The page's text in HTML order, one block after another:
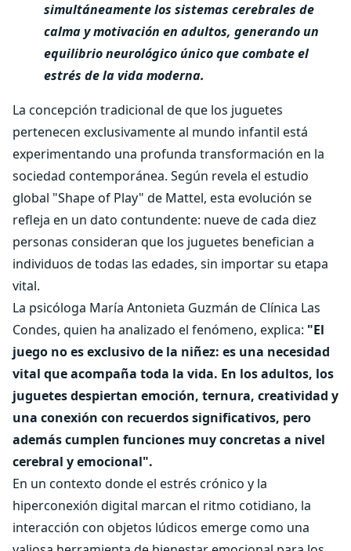
simultáneamente los sistemas cerebrales de
calma y motivación en adultos, generando un
equilibrio neurológico único que combate el
estrés de la vida moderna.
La concepción tradicional de que los juguetes
pertenecen exclusivamente al mundo infantil está
experimentando una profunda transformación en la
sociedad contemporánea. Según revela el estudio
global "Shape of Play" de Mattel, esta evolución se
refleja en un dato contundente: nueve de cada diez
personas consideran que los juguetes benefician a
individuos de todas las edades, sin importar su etapa
vital.
La psicóloga María Antonieta Guzmán de Clínica Las
Condes, quien ha analizado el fenómeno, explica: "El
juego no es exclusivo de la niñez: es una necesidad
vital que acompaña toda la vida. En los adultos, los
juguetes despiertan emoción, ternura, creatividad y
una conexión con recuerdos significativos, pero
además cumplen funciones muy concretas a nivel
cerebral y emocional".
En un contexto donde el estrés crónico y la
hiperconexión digital marcan el ritmo cotidiano, la
interacción con objetos lúdicos emerge como una